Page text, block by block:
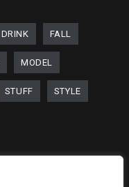
DRINK FALL
MODEL
STUFF STYLE